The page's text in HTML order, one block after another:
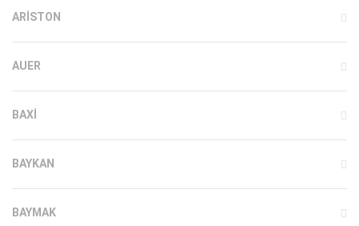
ARISTON
AUER
BAXI
BAYKAN
BAYMAK